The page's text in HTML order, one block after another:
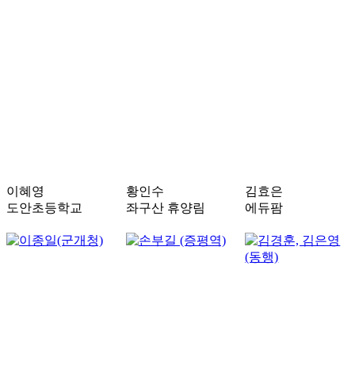
이혜영
도안초등학교
황인수
좌구산 휴양림
김효은
에듀팜